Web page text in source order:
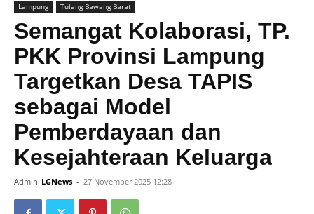
Global
News
Lampung Tulang Bawang Barat
Semangat Kolaborasi, TP.
PKK Provinsi Lampung
Targetkan Desa TAPIS
sebagai Model
Pemberdayaan dan
Kesejahteraan Keluarga
Admin LGNews - 27 November 2025 12:28